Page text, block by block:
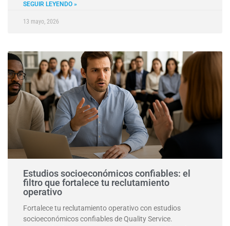
SEGUIR LEYENDO »
13 mayo, 2026
Estudios socioeconómicos confiables: el
filtro que fortalece tu reclutamiento
operativo
Fortalece tu reclutamiento operativo con estudios
socioeconómicos confiables de Quality Service.